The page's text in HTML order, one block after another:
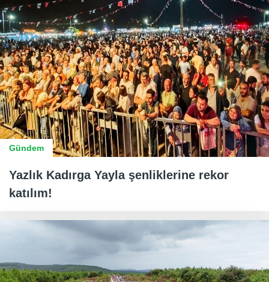
Gündem
Yazlık Kadırga Yayla şenliklerine rekor
katılım!